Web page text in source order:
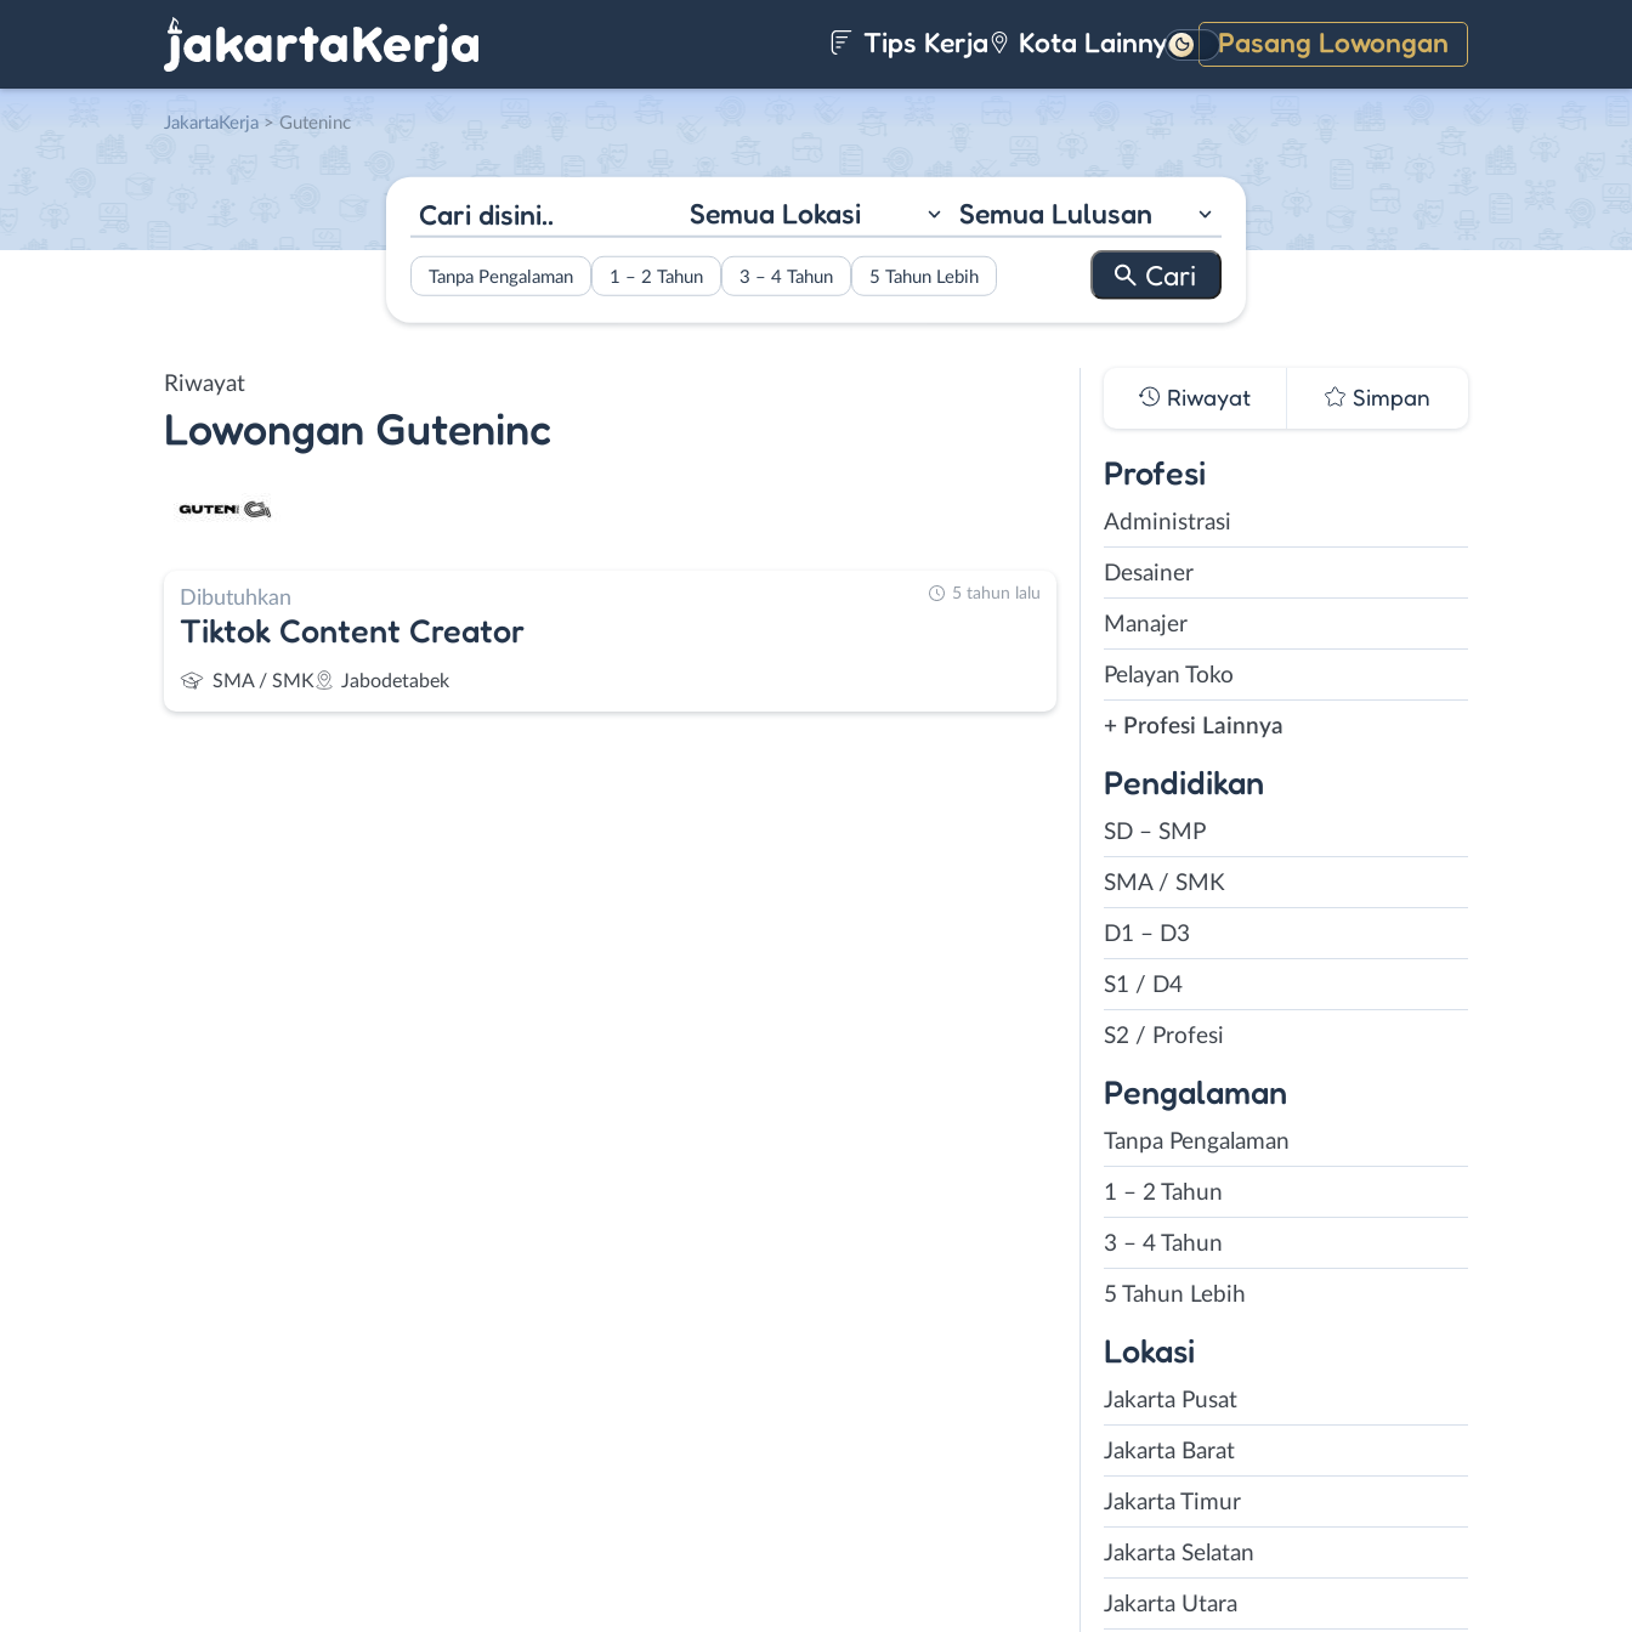
Tips Kerja Kota Lainnya Pasang Lowongan
Gelap
JakartaKerja > Guteninc
Semua Lokasi Semua Lulusan
Tanpa Pengalaman 1 – 2 Tahun 3 – 4 Tahun 5 Tahun Lebih
Riwayat
Lowongan Guteninc
Dibutuhkan
Tiktok Content Creator
SMA / SMK Jabodetabek
5 tahun lalu
Riwayat Simpan
Profesi
Administrasi
Desainer
Manajer
Pelayan Toko
+ Profesi Lainnya
Pendidikan
SD – SMP
SMA / SMK
D1 – D3
S1 / D4
S2 / Profesi
Pengalaman
Tanpa Pengalaman
1 – 2 Tahun
3 – 4 Tahun
5 Tahun Lebih
Lokasi
Jakarta Pusat
Jakarta Barat
Jakarta Timur
Jakarta Selatan
Jakarta Utara